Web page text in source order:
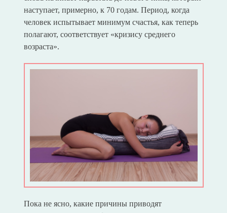
наступает, примерно, к 70 годам. Период, когда
человек испытывает минимум счастья, как теперь
полагают, соответствует «кризису среднего
возраста».
Пока не ясно, какие причины приводят